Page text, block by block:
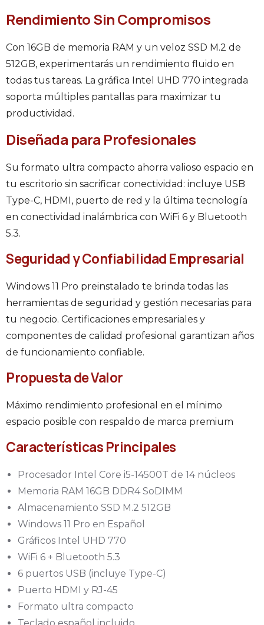
Rendimiento Sin Compromisos
Con 16GB de memoria RAM y un veloz SSD M.2 de
512GB, experimentarás un rendimiento fluido en
todas tus tareas. La gráfica Intel UHD 770 integrada
soporta múltiples pantallas para maximizar tu
productividad.
Diseñada para Profesionales
Su formato ultra compacto ahorra valioso espacio en
tu escritorio sin sacrificar conectividad: incluye USB
Type-C, HDMI, puerto de red y la última tecnología
en conectividad inalámbrica con WiFi 6 y Bluetooth
5.3.
Seguridad y Confiabilidad Empresarial
Windows 11 Pro preinstalado te brinda todas las
herramientas de seguridad y gestión necesarias para
tu negocio. Certificaciones empresariales y
componentes de calidad profesional garantizan años
de funcionamiento confiable.
Propuesta de Valor
Máximo rendimiento profesional en el mínimo
espacio posible con respaldo de marca premium
Características Principales
Procesador Intel Core i5-14500T de 14 núcleos
Memoria RAM 16GB DDR4 SoDIMM
Almacenamiento SSD M.2 512GB
Windows 11 Pro en Español
Gráficos Intel UHD 770
WiFi 6 + Bluetooth 5.3
6 puertos USB (incluye Type-C)
Puerto HDMI y RJ-45
Formato ultra compacto